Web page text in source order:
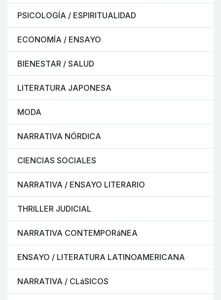
PSICOLOGÍA / ESPIRITUALIDAD
ECONOMÍA / ENSAYO
BIENESTAR / SALUD
LITERATURA JAPONESA
MODA
NARRATIVA NÓRDICA
CIENCIAS SOCIALES
NARRATIVA / ENSAYO LITERARIO
THRILLER JUDICIAL
NARRATIVA CONTEMPORáNEA
ENSAYO / LITERATURA LATINOAMERICANA
NARRATIVA / CLáSICOS